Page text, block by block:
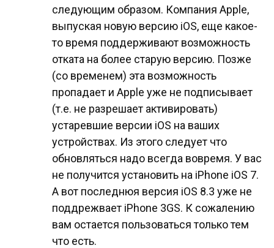
следующим образом. Компания Apple,
выпуская новую версию iOS, еще какое-
то время поддерживают возможность
отката на более старую версию. Позже
(со временем) эта возможность
пропадает и Apple уже не подписывает
(т.е. не разрешает активировать)
устаревшие версии iOS на ваших
устройствах. Из этого следует что
обновляться надо всегда вовремя. У вас
не получится установить на iPhone iOS 7.
А вот последнюя версия iOS 8.3 уже не
поддрежвает iPhone 3GS. К сожалению
вам остается пользоваться только тем
что есть.